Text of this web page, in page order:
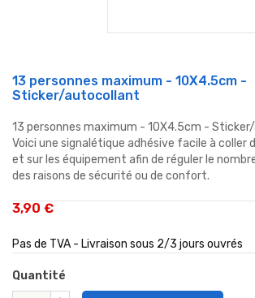
13 personnes maximum - 10X4.5cm -
Sticker/autocollant
13 personnes maximum - 10X4.5cm -
Voici une signalétique adhésive facile à coller
et sur les équipement afin de réguler le
des raisons de sécurité ou de confort.
3,90 €
Pas de TVA - Livraison sous 2/3 jours ouvrés
Quantité